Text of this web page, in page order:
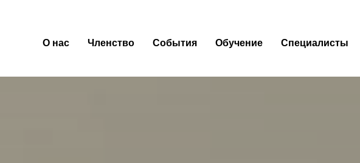
О нас Членство События Обучение Специалисты